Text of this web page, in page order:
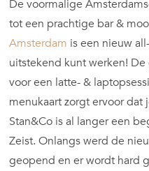
De voormalige
tot een prachtige bar &
Amsterdam is een nieuw
uitstekend kunt werken!
voor een latte- &
menukaart zorgt ervoor
Stan&Co is al langer een
Zeist. Onlangs werd de
geopend en er wordt hard